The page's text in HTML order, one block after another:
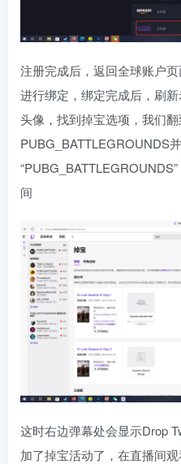
注册完成后，返回全球账户
进行绑定，绑定完成后，刷
头像，找到掉宝选项，我们
PUBG_BATTLEGROUNDS
间
这时右边弹幕处会显示Drop
加了掉宝活动了，在直播间